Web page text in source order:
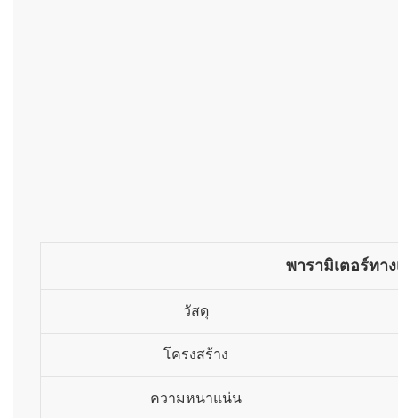
พารามิเตอร์ทา
วัสดุ
โครงสร้าง
ความหนาแน่น